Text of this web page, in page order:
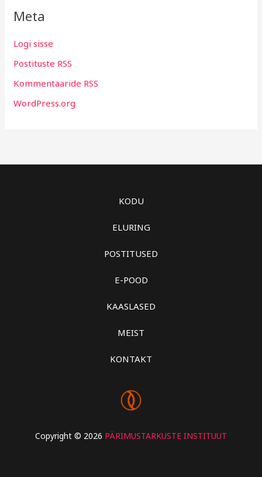
Meta
Logi sisse
Postituste RSS
Kommentaaride RSS
WordPress.org
KODU
ELURING
POSTITUSED
E-POOD
KAASLASED
MEIST
KONTAKT
Copyright © 2026 PÄRIMUSTARKUSTE INSTITUUT